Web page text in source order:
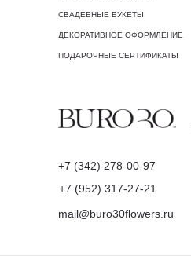
mail@buro30flowers.ru
+7 (342) 278-00-97
СВАДЕБНЫЕ БУКЕТЫ
ДЕКОРАТИВНОЕ ОФОРМЛЕНИЕ
ПОДАРОЧНЫЕ СЕРТИФИКАТЫ
+7 (952) 317-27-21